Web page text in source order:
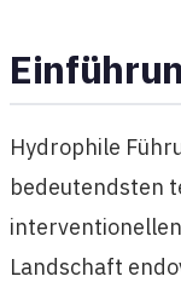
Hydrophile
bedeutendsten
Landschaft